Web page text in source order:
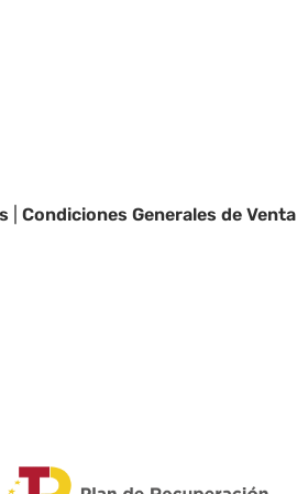
Condiciones Generales de Venta